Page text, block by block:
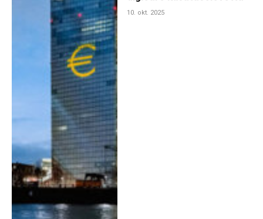
10. okt. 2025